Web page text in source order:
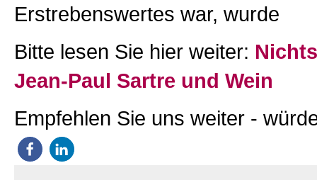
Erstrebenswertes war, wurde
Bitte lesen Sie hier weiter:
Jean-Paul Sartre und Wein
Empfehlen Sie uns weiter -